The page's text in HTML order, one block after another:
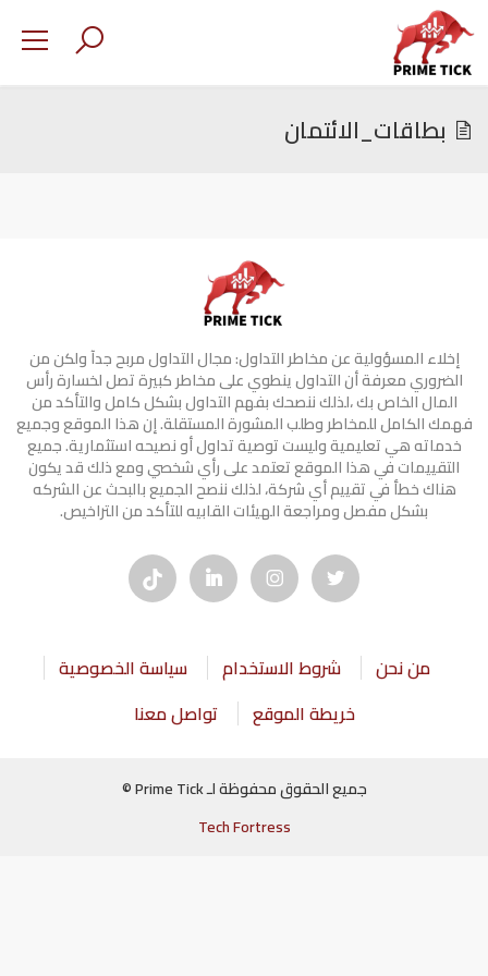
بطاقات_الائتمان
إخلاء المسؤولية عن مخاطر التداول: مجال التداول مربح جدآ ولكن من
الضروري معرفة أن التداول ينطوي على مخاطر كبيرة تصل لخسارة رأس
المال الخاص بك ،لذلك ننصحك بفهم التداول بشكل كامل والتأكد من
فهمك الكامل للمخاطر وطلب المشورة المستقلة. إن هذا الموقع وجميع
خدماته هي تعليمية وليست توصية تداول أو نصيحه استثمارية. جميع
التقييمات في هذا الموقع تعتمد على رأي شخصي ومع ذلك قد يكون
هناك خطأ في تقييم أي شركة، لذلك ننصح الجميع بالبحث عن الشركه
بشكل مفصل ومراجعة الهيئات القابيه للتأكد من التراخيص.
من نحن شروط الاستخدام
سياسة الخصوصية
خريطة الموقع
تواصل معنا
جميع الحقوق محفوظة لـ Prime Tick ©
Tech Fortress